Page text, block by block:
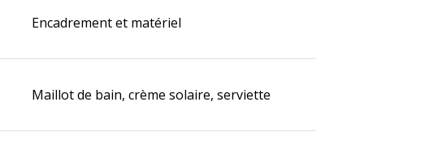
Encadrement et matériel
Maillot de bain, crème solaire, serviette